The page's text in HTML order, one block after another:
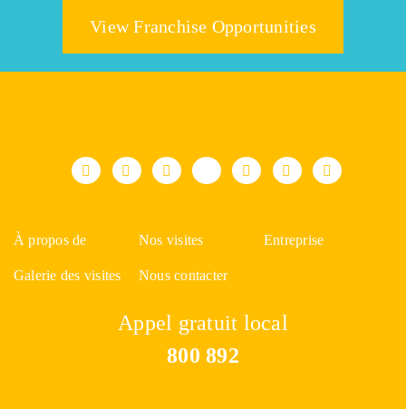
View Franchise Opportunities
À propos de Nos visites Entreprise
Galerie des visites Nous contacter
Appel gratuit local
800 892